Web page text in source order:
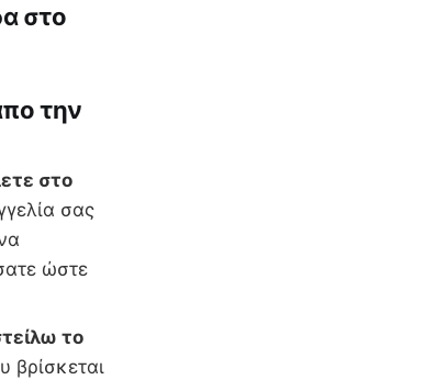
στο
την
στο
σας
ώστε
το
βρίσκεται